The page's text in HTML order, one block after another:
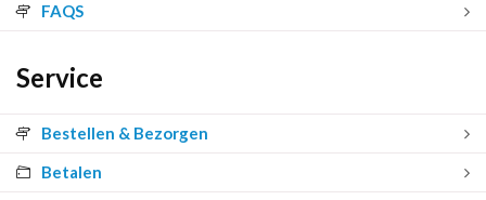
FAQS
Service
Bestellen & Bezorgen
Betalen